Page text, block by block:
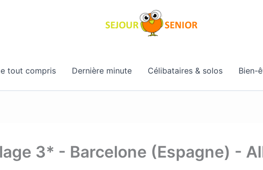
tout compris Dernière minute Célibataires & solos Bien-
3* - Barcelone (Espagne) -